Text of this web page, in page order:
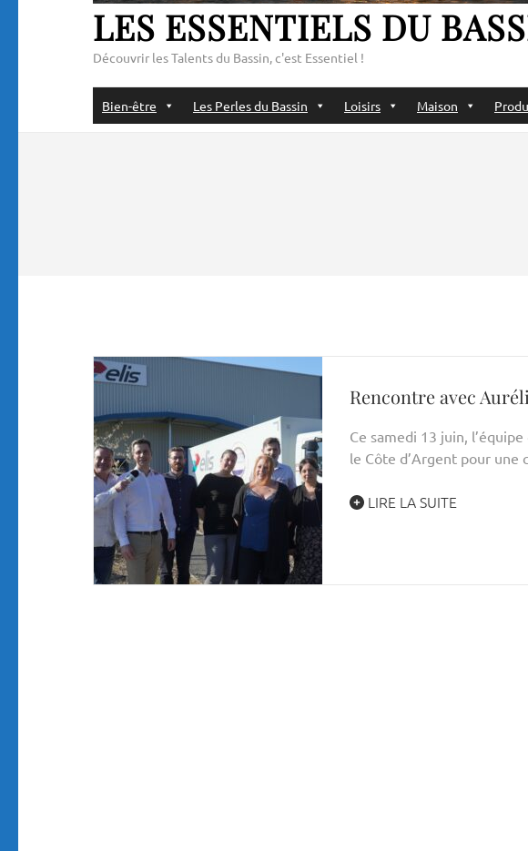
LES ESSENTIELS DU
Découvrir les Talents du Bassin, c'est Essentiel !
Bien-être Les Perles du Bassin Loisirs Maison
Rencontre avec
Ce samedi 13 juin,
le Côte d’Argent pour une
LIRE LA SUITE